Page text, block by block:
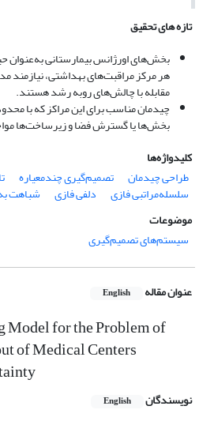
تازه های تحقیق
بخش‌های اورژانس بیمارستانی به‌عنوان
هر مرکز مراقبت‌های بهداشتی، نیازمند
مقابله با چالش‌های روبه رشد هستند.
چیدمان مناسب برای این مراکز که با
بخش‌ها یا گسترش فضا و زیرساخت‌ها
کلیدواژه‌ها
طراحی چیدمان
تصمیم‌گیری چندمعیاره
سلسله‌مراتبی فازی دلفی فازی
شباهت
موضوعات
سیستم‌های تصمیم‌گیری
عنوان مقاله English
for the Problem of
of Medical Centers
نویسندگان English